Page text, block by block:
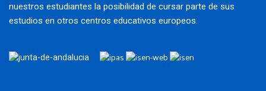
nuestros estudiantes la posibilidad de cursar parte de sus
estudios en otros centros educativos europeos.